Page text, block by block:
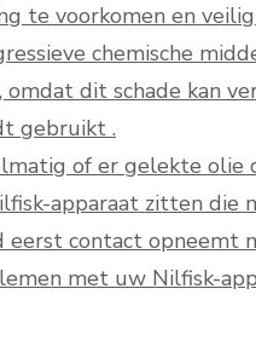
te voorkomen en
chemische
omdat dit schade kan
gebruikt .
of er gelekte olie
apparaat zitten die
contact opneemt
met uw Nilfisk-